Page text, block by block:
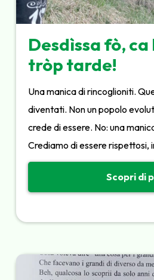
Desdìssa fò, ca
tròp tarde!
Una manica di rincoglioniti.
diventati. Non un popolo
crede di essere. No: una
Crediamo di essere rispettosi,
Scopri di